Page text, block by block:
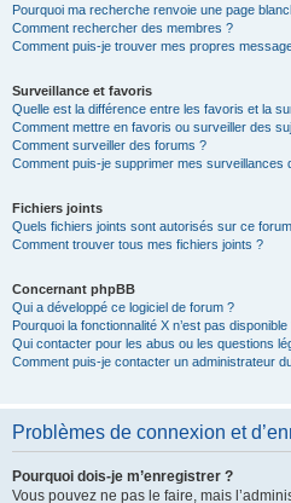
Pourquoi ma recherche renvoie une page
Comment rechercher des membres ?
Comment puis-je trouver mes propres
Surveillance et favoris
Quelle est la différence entre les favoris et la
Comment mettre en favoris ou surveiller des
Comment surveiller des forums ?
Comment puis-je supprimer mes surveillances
Fichiers joints
Quels fichiers joints sont autorisés sur ce
Comment trouver tous mes fichiers joints ?
Concernant phpBB
Qui a développé ce logiciel de forum ?
Pourquoi la fonctionnalité X n’est pas disponible
Qui contacter pour les abus ou les questions
Comment puis-je contacter un administrateur
Problèmes de connexion et
Pourquoi dois-je m’enregistrer ?
Vous pouvez ne pas le faire, mais